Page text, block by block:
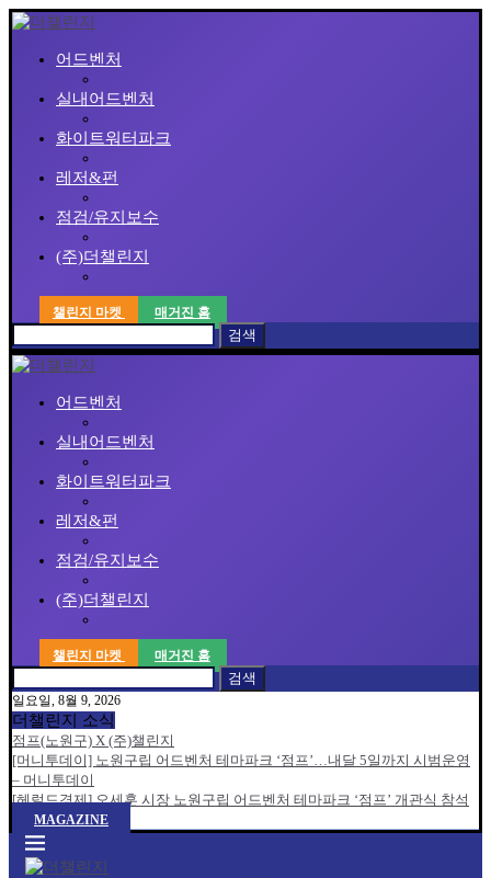
어드벤처
실내어드벤처
화이트워터파크
레저&펀
점검/유지보수
(주)더챌린지
챌린지 마켓 매거진 홈
검색
어드벤처
실내어드벤처
화이트워터파크
레저&펀
점검/유지보수
(주)더챌린지
챌린지 마켓 매거진 홈
검색
일요일, 8월 9, 2026
더챌린지 소식
점프(노원구) X (주)챌린지
[머니투데이] 노원구립 어드벤처 테마파크 ‘점프’…내달 5일까지 시범운영
– 머니투데이
[헤럴드경제] 오세훈 시장 노원구립 어드벤처 테마파크 ‘점프’ 개관식 참석
MAGAZINE